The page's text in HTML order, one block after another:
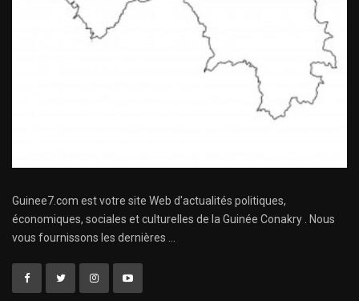
Guinee7.com est votre site Web d'actualités politiques,
économiques, sociales et culturelles de la Guinée Conakry . Nous
vous fournissons les dernières ...